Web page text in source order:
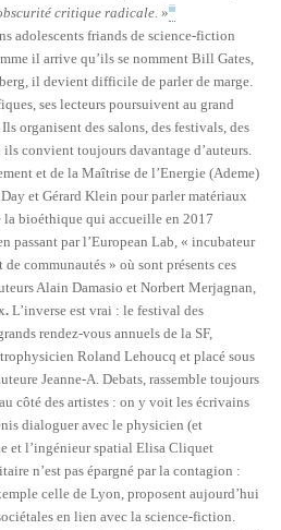
critique radicale. »iii
adolescents friands de science-fiction
il arrive qu’ils se nomment Bill Gates,
il devient difficile de parler de marge.
ses lecteurs poursuivent au grand
organisent des salons, des festivals, des
convient toujours davantage d’auteurs.
et de la Maîtrise de l’Energie (Ademe)
et Gérard Klein pour parler matériaux
la bioéthique qui accueille en 2017
passant par l’European Lab, « incubateur
communautés » où sont présents ces
Alain Damasio et Norbert Merjagnan,
. L’inverse est vrai : le festival des
rendez-vous annuels de la SF,
Roland Lehoucq et placé sous
Jeanne-A. Debats, rassemble toujours
côté des artistes : on y voit les écrivains
dialoguer avec le physicien (et
et l’ingénieur spatial Elisa Cliquet
n’est pas épargné par la contagion :
celle de Lyon, proposent aujourd’hui
en lien avec la science-fiction.